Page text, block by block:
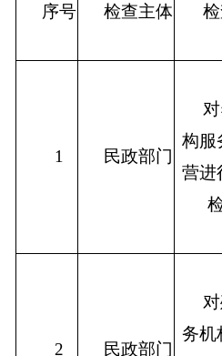
序号 检查主体
1 民政部门
构服
营进
2 民政部门
务机